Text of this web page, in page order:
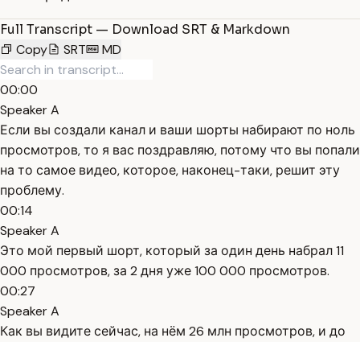
Full Transcript — Download SRT & Markdown
Copy
SRT MD
00:00
Speaker A
Если вы создали канал и ваши шорты набирают по ноль
просмотров, то я вас поздравляю, потому что вы попали
на то самое видео, которое, наконец-таки, решит эту
проблему.
00:14
Speaker A
Это мой первый шорт, который за один день набрал 11
000 просмотров, за 2 дня уже 100 000 просмотров.
00:27
Speaker A
Как вы видите сейчас, на нём 26 млн просмотров, и до